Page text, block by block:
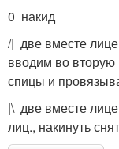
0 накид
/| две вместе
вводим во
спицы и
|\ две вместе
лиц., накинуть